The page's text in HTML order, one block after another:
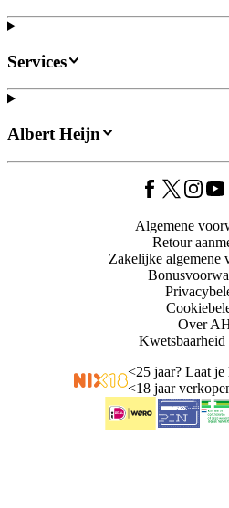
Services
Albert Heijn
Algemene
Retour
Zakelijke algemene
Over
Kwetsbaarheid
<25 jaar? Laat
<18 jaar